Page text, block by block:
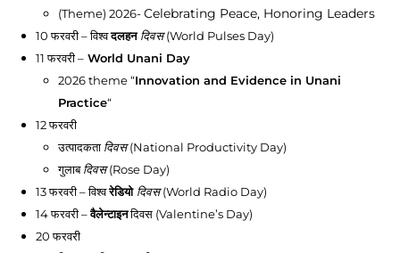
(Theme) 2026-Celebrating Peace, Honoring Leaders
10 फरवरी– विश्वदलहन दिवस(World Pulses Day)
11 फरवरी– World Unani Day
2026 theme “Innovation and Evidence in Unani
Practice“
12 फरवरी
उत्पादकता दिवस(National Productivity Day)
गुलाबदिवस(Rose Day)
13 फरवरी– विश्वरेडियो दिवस(World Radio Day)
14 फरवरी–वैलेन्टाइनदिवस (Valentine’s Day)
20 फरवरी